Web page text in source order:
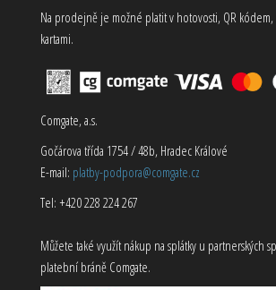
Na prodejně je možné platit v hotovosti, QR
kartami.
Comgate, a.s.
Gočárova třída 1754 / 48b, Hradec Králové
E-mail: platby-podpora@comgate.cz
Tel: +420 228 224 267
Můžete také využít nákup na splátky u partnerských
platební bráně Comgate.